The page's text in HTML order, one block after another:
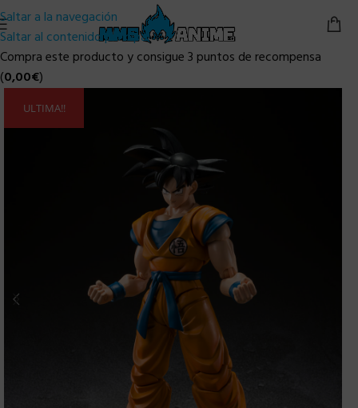
Saltar a la navegación
Saltar al contenido principal
Compra este producto y consigue 3 puntos de recompensa
(0,00€)
ULTIMA!!